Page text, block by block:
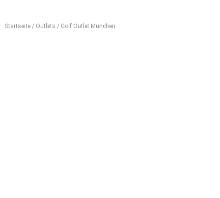
Startseite / Outlets / Golf Outlet München